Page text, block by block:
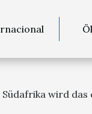
Südafrika wird